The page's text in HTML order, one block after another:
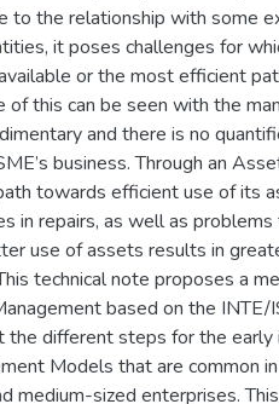
to the relationship with some
it poses challenges for
or the most efficient
of this can be seen with the
and there is no
business. Through an
towards efficient use of its
in repairs, as well as
use of assets results in
technical note proposes a
based on the
the different steps for the
Models that are common
medium-sized enterprises.